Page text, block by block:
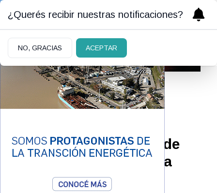
07/05/2026
detención domiciliaria de
Felipe Pettinato por una
causa de estafas
¿Querés recibir nuestras notificaciones?
NO, GRACIAS ACEPTAR